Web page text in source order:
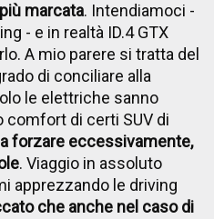
marcata. Intendiamoci -
- e in realtà ID.4 GTX
A mio parere si tratta del
di conciliare alla
le elettriche sanno
comfort di certi SUV di
forzare eccessivamente,
. Viaggio in assoluto
apprezzando le driving
che anche nel caso di